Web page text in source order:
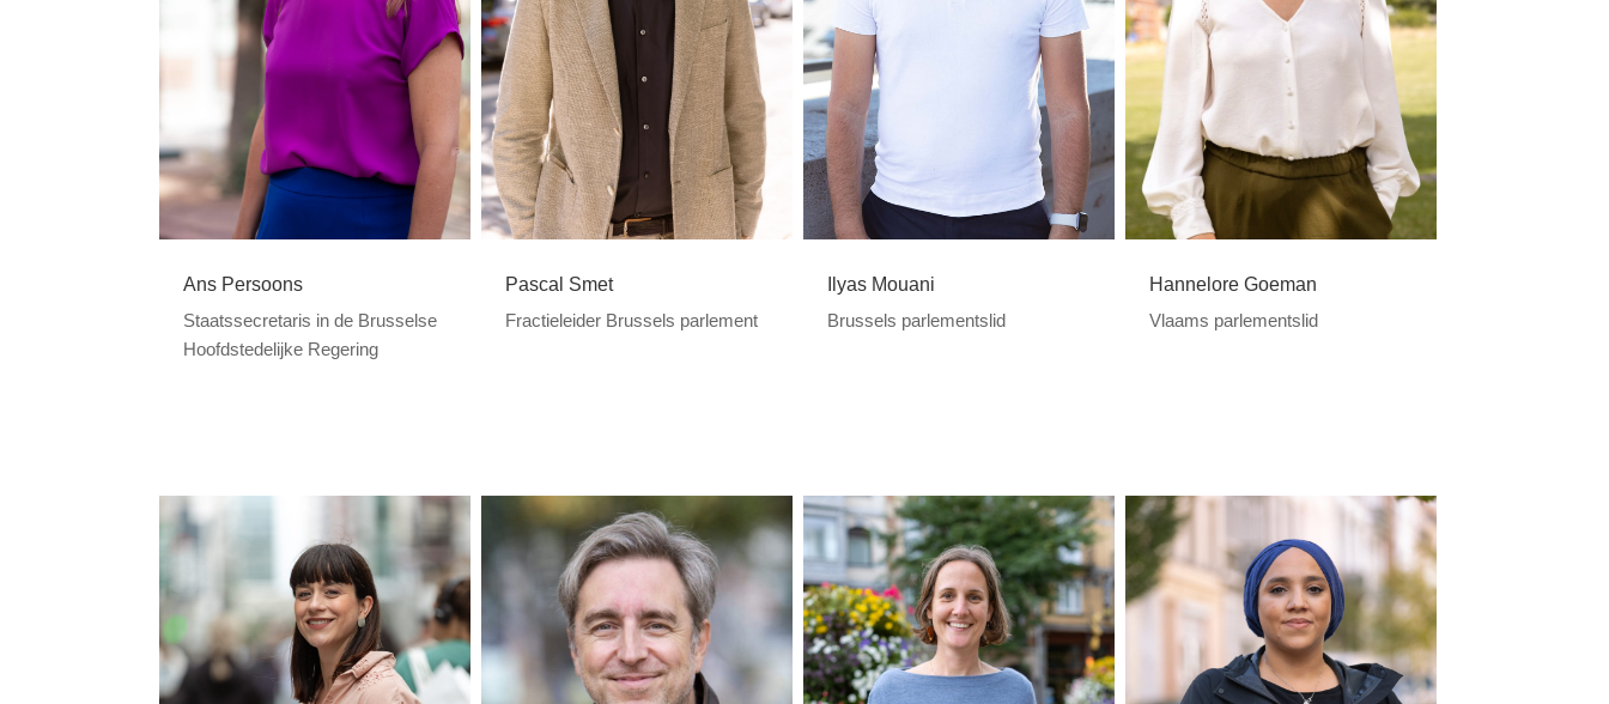
Ans Persoons
Staatssecretaris in de Brusselse
Hoofdstedelijke Regering
Pascal Smet
Fractieleider Brussels parlement
Ilyas Mouani
Brussels parlementslid
Hannelore Goeman
Vlaams parlementslid